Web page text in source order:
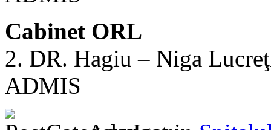
Cabinet ORL
2. DR. Hagiu – Niga
ADMIS